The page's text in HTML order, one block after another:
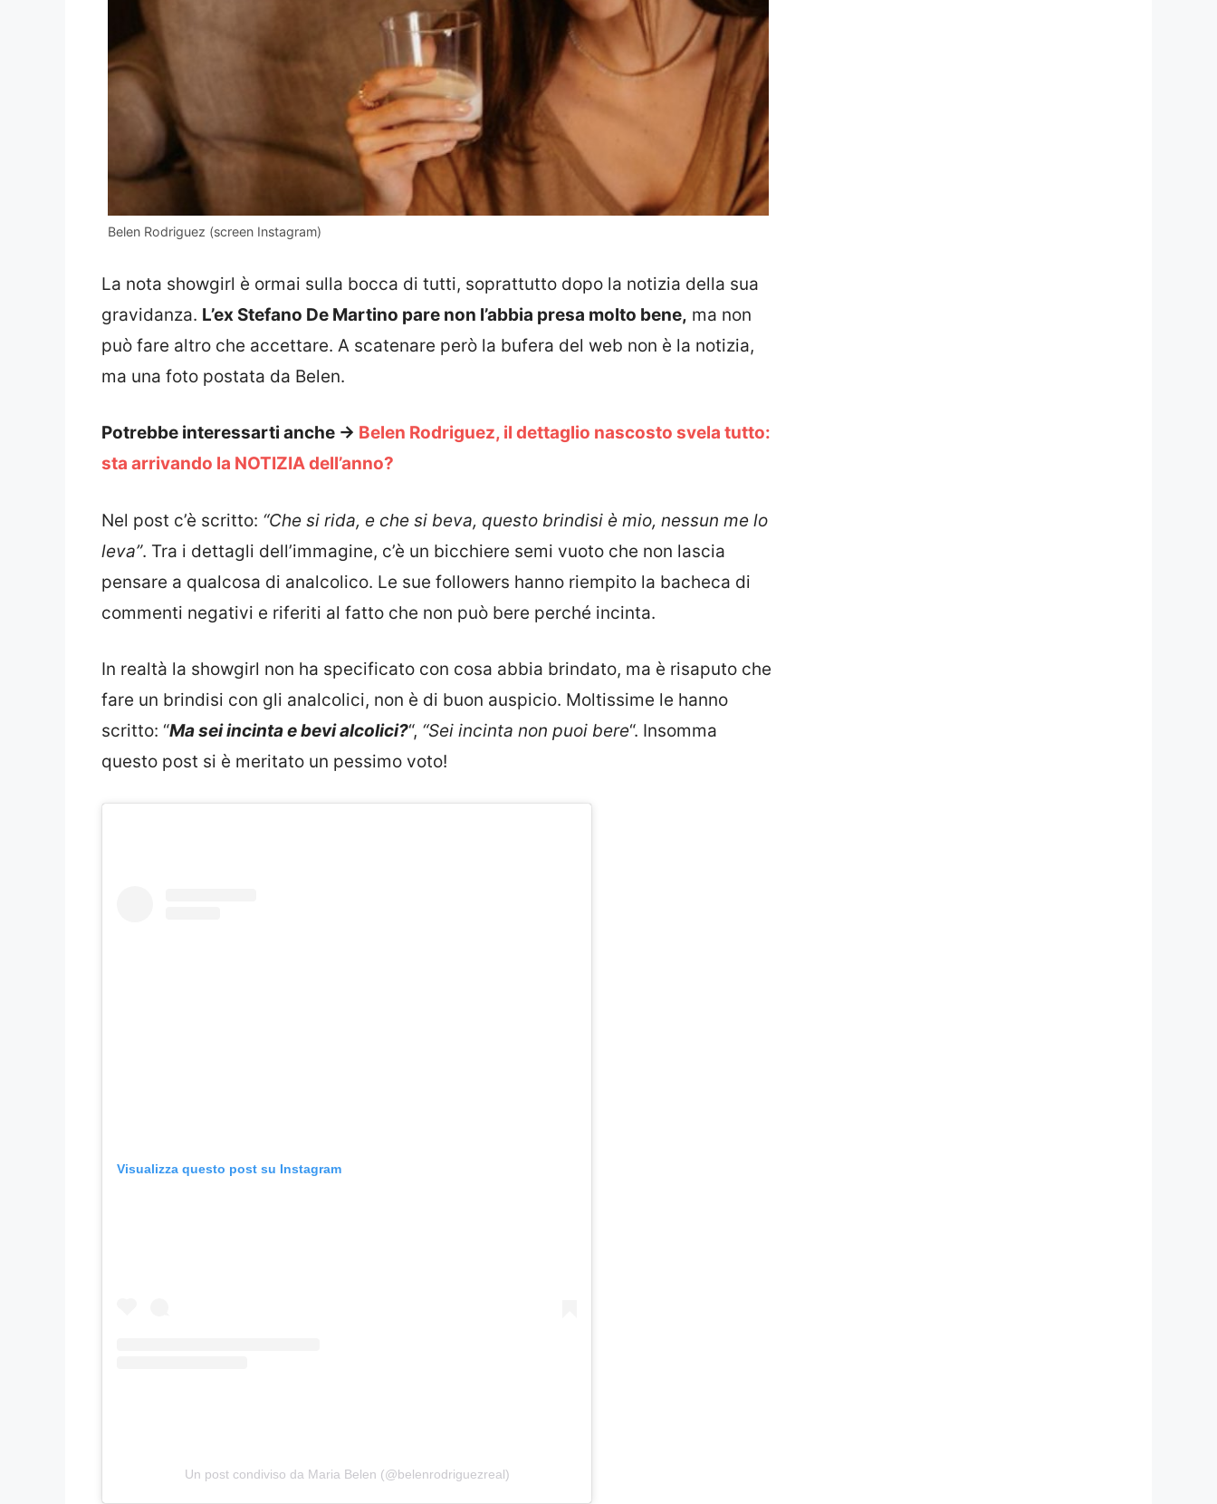
Belen Rodriguez (screen Instagram)
La nota showgirl è ormai sulla bocca di tutti, soprattutto dopo la notizia della sua
gravidanza. L’ex Stefano De Martino pare non l’abbia presa molto bene, ma non
può fare altro che accettare. A scatenare però la bufera del web non è la notizia,
ma una foto postata da Belen.
Potrebbe interessarti anche -> Belen Rodriguez, il dettaglio nascosto svela tutto:
sta arrivando la NOTIZIA dell’anno?
Nel post c’è scritto: “Che si rida, e che si beva, questo brindisi è mio, nessun me lo
leva”. Tra i dettagli dell’immagine, c’è un bicchiere semi vuoto che non lascia
pensare a qualcosa di analcolico. Le sue followers hanno riempito la bacheca di
commenti negativi e riferiti al fatto che non può bere perché incinta.
In realtà la showgirl non ha specificato con cosa abbia brindato, ma è risaputo che
fare un brindisi con gli analcolici, non è di buon auspicio. Moltissime le hanno
scritto: “Ma sei incinta e bevi alcolici?“, “Sei incinta non puoi bere“. Insomma
questo post si è meritato un pessimo voto!
Visualizza questo post su Instagram
Un post condiviso da Maria Belen (@belenrodriguezreal)